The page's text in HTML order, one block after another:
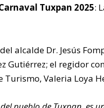
MÁS
S
Tuxpan 2025:
alcalde Dr. Jesús
Gutiérrez; el regidor
Turismo, Valeria Loya